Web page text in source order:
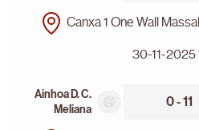
Canxa 1 One Wall
30-11-2025
Ainhoa D. C.
Meliana
0 - 11